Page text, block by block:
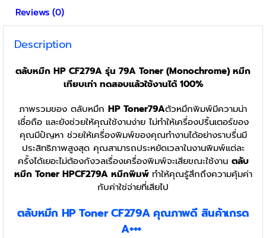
Reviews (0)
Description
ตลับหมึก HP CF279A รุ่น 79A Toner (Monochrome) หมึก
เทียบเท่า ทดสอบแล้วใช้งานได้ 100%
ภาพรวมของ ตลับหมึก HP Toner79Aตัวหมึกพิมพ์มีความน่า
เชื่อถือ และยังช่วยให้คุณใช้งานง่าย ไม่ทำให้เครื่องปริ้นเตอร์ของ
คุณมีปัญหา ช่วยให้เครื่องพิมพ์ของคุณทำงานได้อย่างราบรื่นมี
ประสิทธิภาพสูงสุด คุณสามารถประหยัดเวลาในงานพิมพ์แต่ละ
ครั้งได้เยอะไม่ต้องกังวลเรื่องเครื่องพิมพ์จะเสียขณะใช้งาน ตลับ
หมึก Toner HPCF279A หมึกพิมพ์ ทำให้คุณรู้สึกถึงความคุ้มค่า
กับค่าใช่จ่ายที่เสียไป
ตลับหมึก HP Toner CF279Aคุณภาพดี สินค้าเกรด
A+++